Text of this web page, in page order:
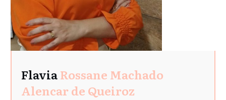
FlaviaRossane Machado
Alencar de Queiroz